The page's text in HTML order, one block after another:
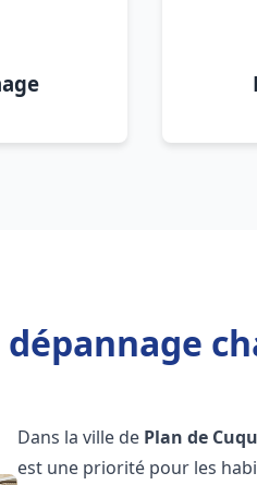
Dans la ville de Plan de
est une priorité pour les